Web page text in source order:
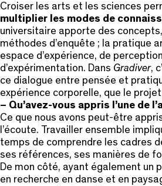
Croiser les arts et les sciences
multiplier les modes de
universitaire apporte des
méthodes d’enquête ; la pratique
espace d’expérience, de
d’expérimentation. Dans Gradiver,
ce dialogue entre pensée et
expérience corporelle, que le
– Qu’avez-vous appris l’une de
Ce que nous avons peut-être
l’écoute. Travailler ensemble
temps de comprendre les cadres
ses références, ses manières de
De mon côté, ayant également un
en recherche en danse et en